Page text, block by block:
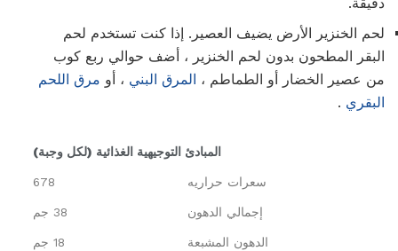
دقيقة.
لحم الخنزير الأرض يضيف العصير. إذا كنت تستخدم لحم
البقر المطحون بدون لحم الخنزير ، أضف حوالي ربع كوب
من عصير الخضار أو الطماطم ، المرق البني ، أو مرق اللحم
البقري .
المبادئ التوجيهية الغذائية (لكل وجبة)
سعرات حراريه 678
إجمالي الدهون 38 جم
الدهون المشبعة 18 جم